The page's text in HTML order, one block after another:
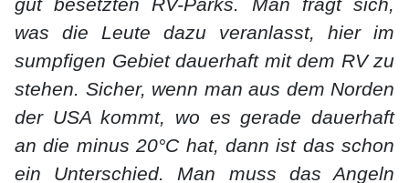
gut besetzten RV-Parks. Man fragt sich,
was die Leute dazu veranlasst, hier im
sumpfigen Gebiet dauerhaft mit dem RV zu
stehen. Sicher, wenn man aus dem Norden
der USA kommt, wo es gerade dauerhaft
an die minus 20°C hat, dann ist das schon
ein Unterschied. Man muss das Angeln